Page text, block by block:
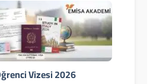
Vizesi 2026